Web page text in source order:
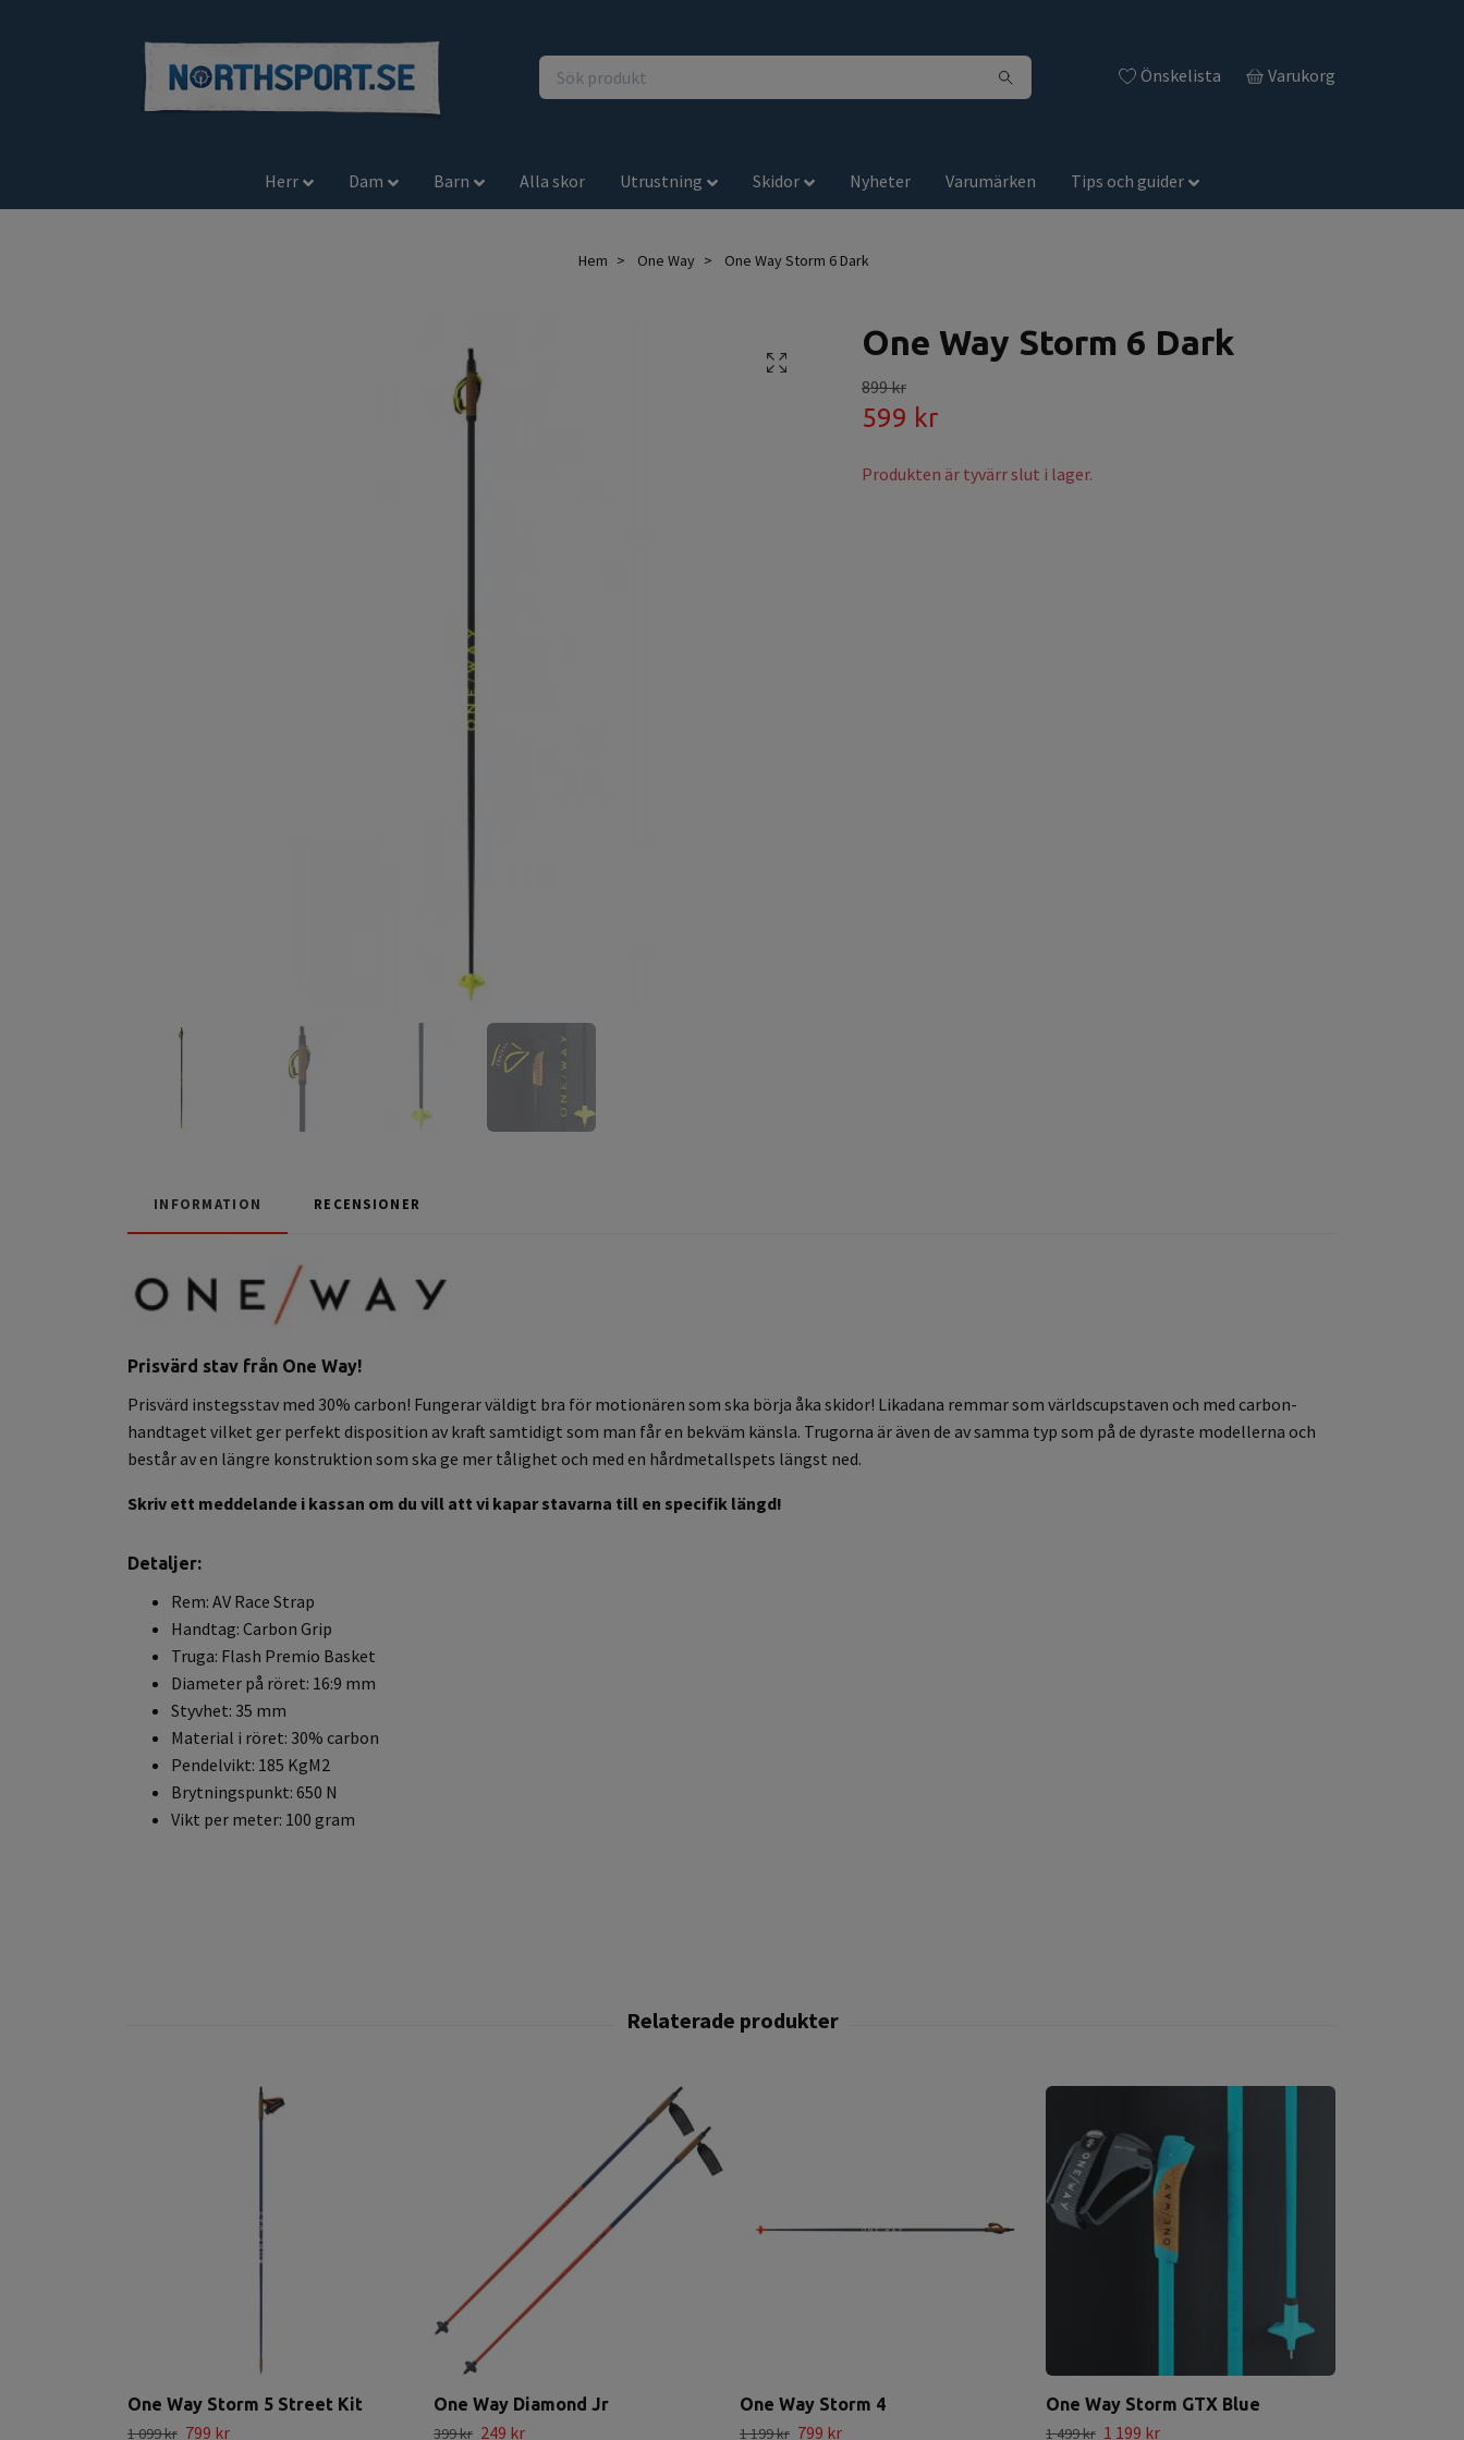
Önskelista Varukorg
Herr Dam Barn Alla skor Utrustning Skidor Nyheter Varumärken Tips och guider
Hem One Way One Way Storm 6 Dark
One Way Storm 6 Dark
899 kr
599 kr
Produkten är tyvärr slut i lager.
INFORMATION RECENSIONER
Prisvärd stav från One Way!
Prisvärd instegsstav med 30% carbon! Fungerar väldigt bra för motionären som ska börja åka skidor! Likadana remmar som världscupstaven och med carbon-
handtaget vilket ger perfekt disposition av kraft samtidigt som man får en bekväm känsla. Trugorna är även de av samma typ som på de dyraste modellerna och
består av en längre konstruktion som ska ge mer tålighet och med en hårdmetallspets längst ned.
Skriv ett meddelande i kassan om du vill att vi kapar stavarna till en specifik längd!
Detaljer:
Rem: AV Race Strap
Handtag: Carbon Grip
Truga: Flash Premio Basket
Diameter på röret: 16:9 mm
Styvhet: 35 mm
Material i röret: 30% carbon
Pendelvikt: 185 KgM2
Brytningspunkt: 650 N
Vikt per meter: 100 gram
One Way Storm 5 Street Kit
1 099 kr 799 kr
One Way Diamond Jr
399 kr 249 kr
One Way Storm 4
1 199 kr 799 kr
One Way Storm GTX Blue
1 499 kr 1 199 kr